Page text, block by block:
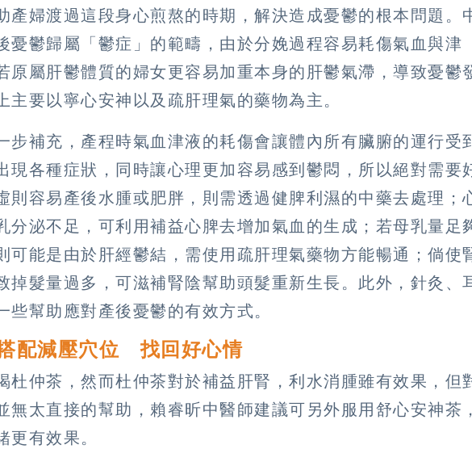
產婦渡過這段身心煎熬的時期，解決造成憂鬱的根本問題。
憂鬱歸屬「鬱症」的範疇，由於分娩過程容易耗傷氣血與津
原屬肝鬱體質的婦女更容易加重本身的肝鬱氣滯，導致憂鬱
主要以寧心安神以及疏肝理氣的藥物為主。
步補充，產程時氣血津液的耗傷會讓體內所有臟腑的運行受
現各種症狀，同時讓心理更加容易感到鬱悶，所以絕對需要
則容易產後水腫或肥胖，則需透過健脾利濕的中藥去處理；
分泌不足，可利用補益心脾去增加氣血的生成；若母乳量足
可能是由於肝經鬱結，需使用疏肝理氣藥物方能暢通；倘使
掉髮量過多，可滋補腎陰幫助頭髮重新生長。此外，針灸、
些幫助應對產後憂鬱的有效方式。
配減壓穴位 找回好心情
杜仲茶，然而杜仲茶對於補益肝腎，利水消腫雖有效果，但
無太直接的幫助，賴睿昕中醫師建議可另外服用舒心安神茶，
更有效果。